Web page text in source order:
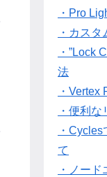
・Pro
・カス
・”Lock
法
・
・便利
・
て
・ノー